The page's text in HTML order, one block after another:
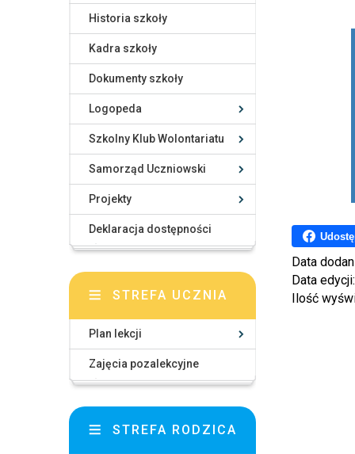
Data
Data
Ilość
Historia szkoły
Kadra szkoły
Dokumenty szkoły
Logopeda
Szkolny Klub Wolontariatu
Samorząd Uczniowski
Projekty
Deklaracja dostępności
STREFA UCZNIA
Plan lekcji
Zajęcia pozalekcyjne
STREFA RODZICA